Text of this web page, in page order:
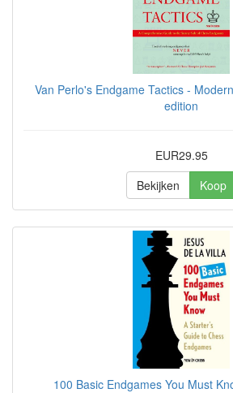
Van Perlo's Endgame Tactics -
edition
EUR29.95
Bekijken
Koop
100 Basic Endgames You Must